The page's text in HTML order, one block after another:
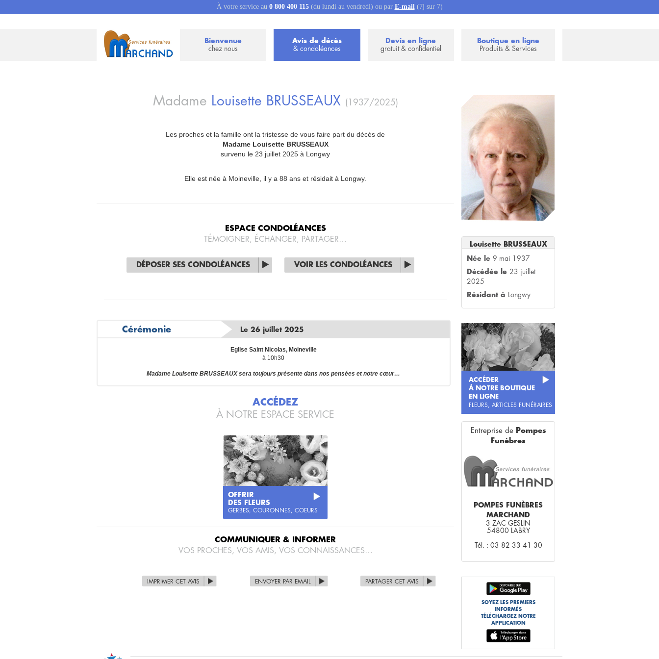
À votre service au 0 800 400 115(du lundi au vendredi) ou par E-mail(7j sur 7)
Bienvenue
chez nous
Avis de décès
& condoléances
Devis en ligne
gratuit & confidentiel
Boutique en ligne
Produits & Services
Louisette BRUSSEAUX
Née le 9 mai 1937
Décédée le 23 juillet
2025
Résidant à
Longwy
ACCÉDER
À NOTRE BOUTIQUE
EN LIGNE
FLEURS, ARTICLES FUNÉRAIRES
Entreprise de Pompes
Funèbres
POMPES FUNÈBRES
MARCHAND
3 ZAC GESLIN
54800 LABRY
Tél. : 03 82 33 41 30
SOYEZ LES PREMIERS
INFORMÉS
TÉLÉCHARGEZ NOTRE
APPLICATION
Madame Louisette BRUSSEAUX (1937/2025)
Les proches et la famille ont la tristesse de vous faire part du décès de
Madame Louisette BRUSSEAUX_
survenu le 23 juillet 2025 à Longwy
Elle est née à Moineville, il y a 88 ans et résidait à Longwy.
ESPACE CONDOLÉANCES
TÉMOIGNER, ÉCHANGER, PARTAGER…
DÉPOSER SES CONDOLÉANCES VOIR LES CONDOLÉANCES
Cérémonie Le 26 juillet 2025
Eglise Saint Nicolas, Moineville
à 10h30
Madame Louisette BRUSSEAUX sera toujours présente dans nos pensées et notre cœur…
ACCÉDEZ
À NOTRE ESPACE SERVICE
OFFRIR
DES FLEURS
GERBES, COURONNES, COEURS
COMMUNIQUER & INFORMER
VOS PROCHES, VOS AMIS, VOS CONNAISSANCES…
IMPRIMER CET AVIS ENVOYER PAR EMAIL PARTAGER CET AVIS